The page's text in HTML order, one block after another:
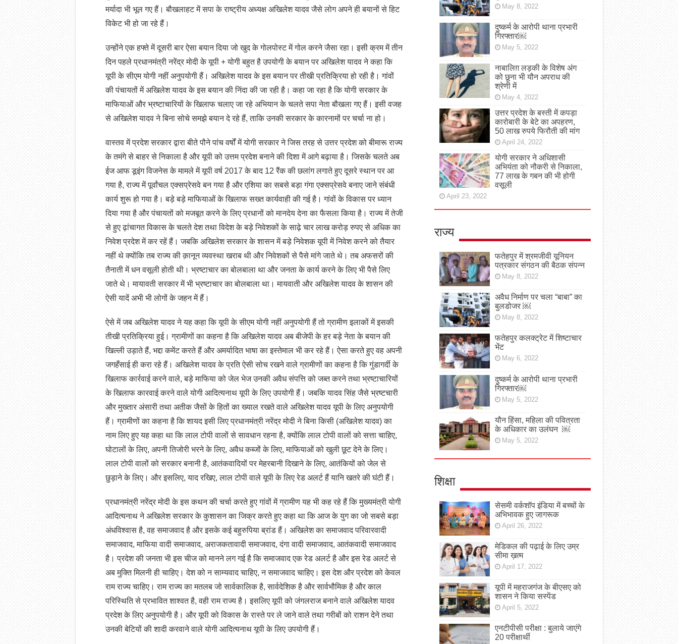
मर्यादा भी भूल गए हैं। बौखलाहट में सपा के राष्ट्रीय अध्यक्ष अखिलेश यादव जैसे लोग अपने ही बयानों से हिट
विकेट भी हो जा रहे हैं।
उन्होंने एक हफ्ते में दूसरी बार ऐसा बयान दिया जो खुद के गोलपोस्ट में गोल करने जैसा रहा। इसी क्रम में तीन
दिन पहले प्रधानमंत्री नरेंद्र मोदी के यूपी + योगी बहुत है उपयोगी के बयान पर अखिलेश यादव ने कहा कि
यूपी के सीएम योगी नहीं अनुपयोगी हैं। अखिलेश यादव के इस बयान पर तीखी प्रतिक्रिया हो रही है। गांवों
की पंचायतों में अखिलेश यादव के इस बयान की निंदा की जा रही है। कहा जा रहा है कि योगी सरकार के
माफियाओं और भ्रष्टाचारियों के खिलाफ चलाए जा रहे अभियान के चलते सपा नेता बौखला गए हैं। इसी वजह
से अखिलेश यादव ने बिना सोचे समझे बयान दे रहे हैं, ताकि उनकी सरकार के कारनामों पर चर्चा ना हो।
वास्तव में प्रदेश सरकार द्वारा बीते पौने पांच वर्षों में योगी सरकार ने जिस तरह से उत्तर प्रदेश को बीमारू राज्य
के तमंगे से बाहर से निकाला है और यूपी को उत्तम प्रदेश बनाने की दिशा में आगे बढ़ाया है। जिसके चलते अब
ईज आफ डूइंग विजनेस के मामले में यूपी वर्ष 2017 के बाद 12 रैंक की छलांग लगाते हुए दूसरे स्थान पर आ
गया है, राज्य में पूर्वांचल एक्सप्रेसवे बन गया है और एशिया का सबसे बड़ा गंगा एक्सप्रेसवे बनाए जाने संबंधी
कार्य शुरू हो गया है। बड़े बड़े माफियाओं के खिलाफ सख्त कार्यवाही की गई है। गांवों के विकास पर ध्यान
दिया गया है और पंचायतों को मजबूत करने के लिए प्रधानों को मानदेय देना का फैसला किया है। राज्य में तेजी
से हुए ढ़ांचागत विकास के चलते देश तथा विदेश के बड़े निवेशकों के साढ़े चार लाख करोड़ रुपए से अधिक का
निवेश प्रदेश में कर रहें हैं। जबकि अखिलेश सरकार के शासन में बड़े निवेशक यूपी में निवेश करने को तैयार
नहीं थे क्योंकि तब राज्य की क़ानून व्यवस्था खराब थी और निवेशकों से पैसे मांगे जाते थे। तब अफसरों की
तैनाती में धन वसूली होती थी। भ्रष्टाचार का बोलबाला था और जनता के कार्य करने के लिए भी पैसे लिए
जाते थे। मायावती सरकार में भी भ्रष्टाचार का बोलबाला था। मायवाती और अखिलेश यादव के शासन की
ऐसी यादें अभी भी लोगों के जहन में हैं।
ऐसे में जब अखिलेश यादव ने यह कहा कि यूपी के सीएम योगी नहीं अनुपयोगी हैं तो ग्रामीण इलाकों में इसकी
तीखी प्रतिक्रिया हुई। ग्रामीणों का कहना है कि अखिलेश यादव अब बीजेपी के हर बड़े नेता के बयान की
खिल्ली उड़ाते हैं, भद्दा कमेंट करते हैं और अमर्यादित भाषा का इस्तेमाल भी कर रहे हैं। ऐसा करते हुए वह अपनी
जगहँसाई ही करा रहे हैं। अखिलेश यादव के प्रति ऐसी सोच रखने वाले ग्रामीणों का कहना है कि गुंडागर्दी के
खिलाफ कार्रवाई करने वाले, बड़े माफिया को जेल भेज उनकी अवैध संपत्ति को जब्त करने तथा भ्रष्टाचारियों
के खिलाफ कारवाई करने वाले योगी आदित्यनाथ यूपी के लिए उपयोगी हैं। जबकि यादव सिंह जैसे भ्रष्टचारी
और मुख्तार अंसारी तथा अतीक जैसों के हितों का ख्याल रखते वाले अखिलेश यादव यूपी के लिए अनुपयोगी
हैं। ग्रामीणों का कहना है कि शायद इसी लिए प्रधानमंत्री नरेंद्र मोदी ने बिना किसी (अखिलेश यादव) का
नाम लिए हुए यह कहा था कि लाल टोपी वालों से सावधान रहना है, क्योंकि लाल टोपी वालों को सत्ता चाहिए,
घोटालों के लिए, अपनी तिजोरी भरने के लिए, अवैध कब्जों के लिए, माफियाओं को खुली छूट देने के लिए।
लाल टोपी वालों को सरकार बनानी है, आतंकवादियों पर मेहरबानी दिखाने के लिए, आतंकियों को जेल से
छुड़ाने के लिए। और इसलिए, याद रखिए, लाल टोपी वाले यूपी के लिए रेड अलर्ट हैं यानि खतरे की घंटी हैं।
प्रधानमंत्री नरेंद्र मोदी के इस कथन की चर्चा करते हुए गांवों में ग्रामीण यह भी कह रहे हैं कि मुख्यमंत्री योगी
आदित्यनाथ ने अखिलेश सरकार के कुशासन का जिक्र करते हुए कहा था कि आज के युग का जो सबसे बड़ा
अंधविश्वास है, वह समाजवाद है और इसके कई बहुरुपिया ब्रांड हैं। अखिलेश का समाजवाद परिवारवादी
समाजवाद, माफिया वादी समाजवाद, अराजकतावादी समाजवाद, दंगा वादी समाजवाद, आतंकवादी समाजवाद
है। प्रदेश की जनता भी इस चीज को मानने लग गई है कि समाजवाद एक रेड अलर्ट है और इस रेड अलर्ट से
अब मुक्ति मिलनी ही चाहिए। देश को न साम्यवाद चाहिए, न समाजवाद चाहिए। इस देश और प्रदेश को केवल
राम राज्‍य चाहिए। राम राज्य का मतलब जो सार्वकालिक है, सार्वदेशिक है और सार्वभौमिक है और काल
परिस्थिति से प्रभावित शाश्वत है, वही राम राज्‍य है। इसलिए यूपी को जंगलराज बनाने वाले अखिलेश यादव
प्रदेश के लिए अनुपयोगी है। और यूपी को विकास के रास्ते पर ले जाने वाले तथा गरीबों को राशन देने तथा
उनकी बेटियों की शादी करवाने वाले योगी आदित्यनाथ यूपी के लिए उपयोगी हैं।
May 8, 2022
दुष्कर्म के आरोपी थाना प्रभारी
गिरफ्तार￼
May 5, 2022
नाबालिग़ लड़की के विशेष अंग
को छूना भी यौन अपराध की
श्रेणी में
May 4, 2022
उत्तर प्रदेश के बस्ती में कपड़ा
कारोबारी के बेटे का अपहरण,
50 लाख रुपये फिरौती की मांग
April 24, 2022
योगी सरकार ने अधिशासी
अभियंता को नौकरी से निकाला,
77 लाख के गबन की भी होगी
वसूली
April 23, 2022
राज्य
फतेहपुर में श्रमजीवी यूनियन
पत्रकार संगठन की बैठक संपन्न
May 8, 2022
अवैध निर्माण पर चला “बाबा” का
बुलडोजर ￼
May 8, 2022
फतेहपुर कलक्ट्रेट में शिष्टाचार
भेंट
May 6, 2022
दुष्कर्म के आरोपी थाना प्रभारी
गिरफ्तार￼
May 5, 2022
यौन हिंसा, महिला की पवित्रता
के अधिकार का उलंघन ￼
May 5, 2022
शिक्षा
सेसमी वर्कशॉप इंडिया में बच्चों के
अभिभावक हुए जागरूक
April 26, 2022
मेडिकल की पढ़ाई के लिए उम्र
सीमा ख़त्म
April 17, 2022
यूपी में महराजगंज के बीएसए को
शासन ने किया सस्पेंड
April 5, 2022
एनटीपीसी परीक्षा : बुलाये जाएंगे
20 परीक्षार्थी